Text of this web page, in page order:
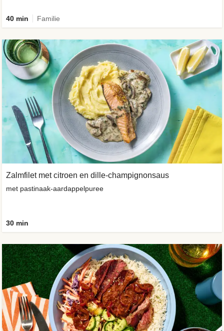
40 min Familie
Zalmfilet met citroen en dille-champignonsaus
met pastinaak-aardappelpuree
30 min